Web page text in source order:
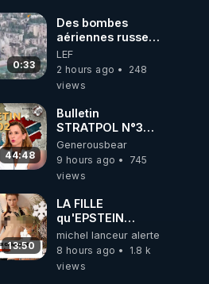
0:33
Des bombes
aériennes russes
anéantissent les
centres de
contrôle de
brigades
ukrainienne
LEF
2 hours ago
248
views
44:48
Bulletin
STRATPOL N°302.
Armée des
drones, MS-21 en
série, missiles
07.08.2026.
Generousbear
9 hours ago
745
views
13:50
LA FILLE
qu'EPSTEIN
VOULAIT CACHER
michel lanceur alerte
8 hours ago
1.8 k
views